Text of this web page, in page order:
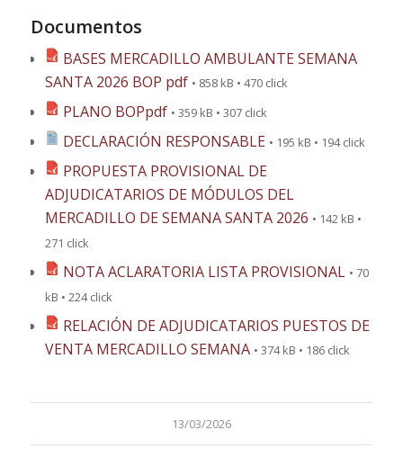
Documentos
BASES MERCADILLO AMBULANTE SEMANA
SANTA 2026 BOP pdf • 858 kB • 470 click
PLANO BOPpdf • 359 kB • 307 click
DECLARACIÓN RESPONSABLE • 195 kB • 194 click
PROPUESTA PROVISIONAL DE
ADJUDICATARIOS DE MÓDULOS DEL
MERCADILLO DE SEMANA SANTA 2026 • 142 kB •
271 click
NOTA ACLARATORIA LISTA PROVISIONAL • 70
kB • 224 click
RELACIÓN DE ADJUDICATARIOS PUESTOS DE
VENTA MERCADILLO SEMANA • 374 kB • 186 click
13/03/2026